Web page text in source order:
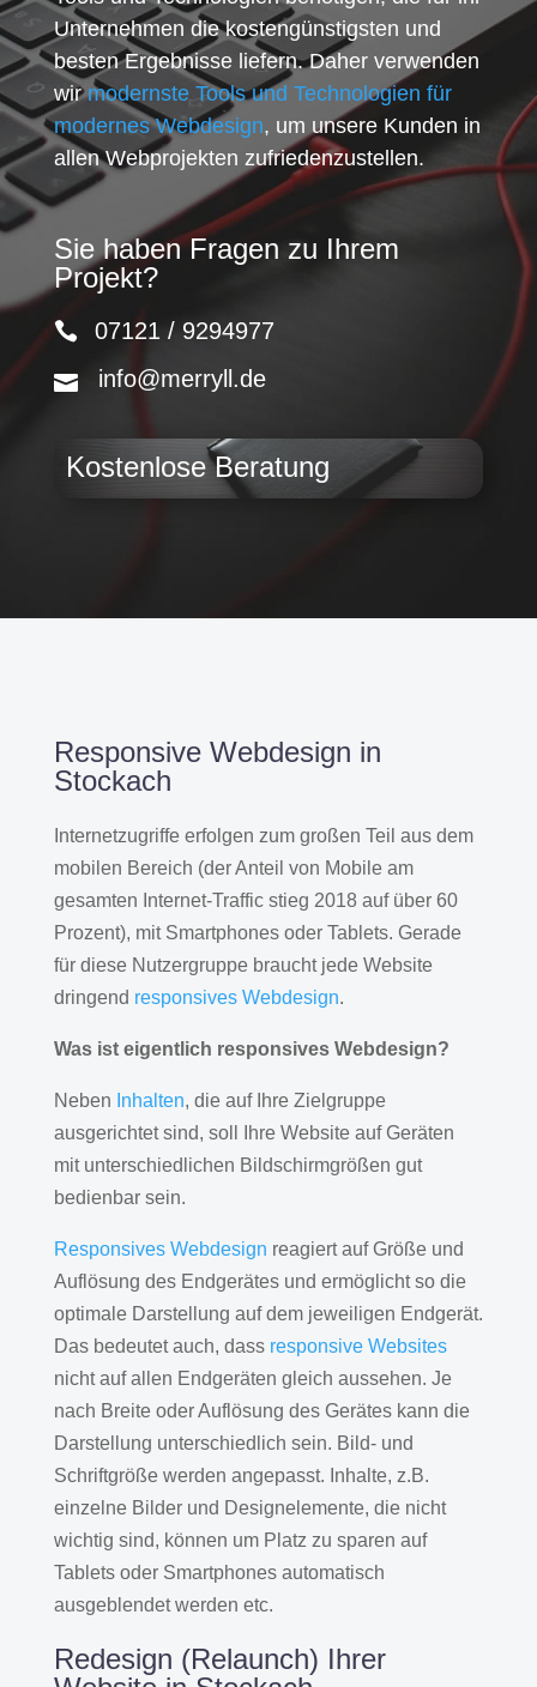
Unternehmen die kostengünstigsten und
besten Ergebnisse liefern. Daher verwenden
wirmodernste Tools und Technologien für
modernes Webdesign, um unsere Kunden in
allen Webprojekten zufriedenzustellen.
Sie haben Fragen zu Ihrem
Projekt?
07121 / 9294977
info@merryll.de
Kostenlose Beratung
Responsive Webdesign in
Stockach
Internetzugriffe erfolgen zum großen Teil aus dem
mobilen Bereich (der Anteil von Mobile am
gesamten Internet-Traffic stieg 2018 auf über 60
Prozent), mit Smartphones oder Tablets. Gerade
für diese Nutzergruppe braucht jede Website
dringend responsives Webdesign.
Was ist eigentlich responsives Webdesign?
Neben Inhalten, die auf Ihre Zielgruppe
ausgerichtet sind, soll Ihre Website auf Geräten
mit unterschiedlichen Bildschirmgrößen gut
bedienbar sein.
Responsives Webdesign reagiert auf Größe und
Auflösung des Endgerätes und ermöglicht so die
optimale Darstellung auf dem jeweiligen Endgerät.
Das bedeutet auch, dass responsive Websites
nicht auf allen Endgeräten gleich aussehen. Je
nach Breite oder Auflösung des Gerätes kann die
Darstellung unterschiedlich sein. Bild- und
Schriftgröße werden angepasst. Inhalte, z.B.
einzelne Bilder und Designelemente, die nicht
wichtig sind, können um Platz zu sparen auf
Tablets oder Smartphones automatisch
ausgeblendet werden etc.
Redesign (Relaunch) Ihrer